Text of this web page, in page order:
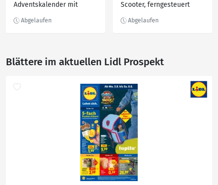
Adventskalender mit
Accessoires
Scooter, ferngesteuert
Blättere im aktuellen Lidl Prospekt